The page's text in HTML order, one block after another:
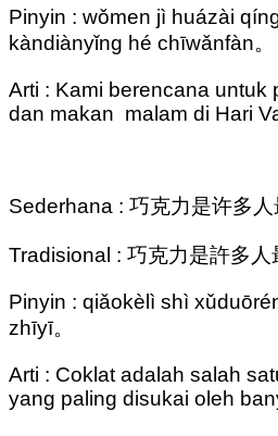
Pinyin : wǒmen jì huázài
kàndiànyǐng hé chīwǎnfàn。
Arti : Kami berencana untuk
dan makan malam di Hari
Sederhana : 巧克力是许多人
Tradisional : 巧克力是許多人
Pinyin : qiǎokèlì shì
zhīyī。
Arti : Coklat adalah salah
yang paling disukai oleh